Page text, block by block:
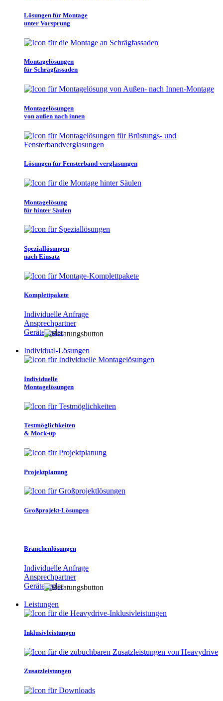
Lösungen für Montage
unter Vorsprung
Montagelösungen
für Schrägfassaden
Montagelösungen
von außen nach innen
Lösungen für Fensterband-verglasungen
Montagelösung
für hinter Säulen
Speziallösungen
nach Einsatz
Komplettpakete
Individuelle Anfrage
Ansprechpartner
Gerätefinder
Individual-Lösungen
Individuelle
Montagelösungen
Testmöglichkeiten
& Mock-up
Projektplanung
Großprojekt-Lösungen
Branchenlösungen
Individuelle Anfrage
Ansprechpartner
Gerätefinder
Leistungen
Inklusivleistungen
Zusatzleistungen